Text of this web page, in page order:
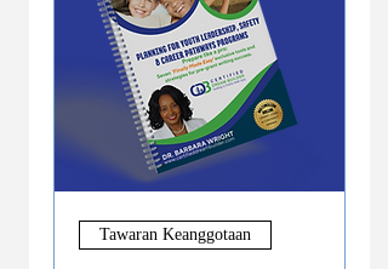
Tawaran Keanggotaan